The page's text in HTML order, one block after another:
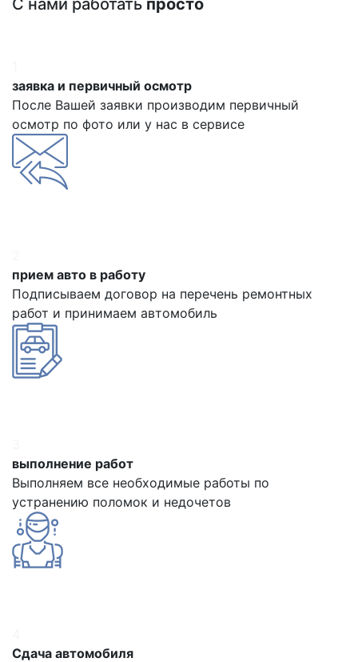
заявка и первичный осмотр
После Вашей заявки производим первичный
осмотр по фото или у нас в сервисе
прием авто в работу
Подписываем договор на перечень ремонтных
работ и принимаем автомобиль
выполнение работ
Выполняем все необходимые работы по
устранению поломок и недочетов
Сдача автомобиля